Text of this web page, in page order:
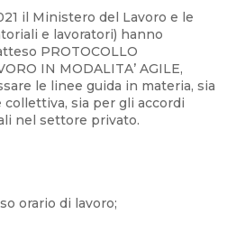
il Ministero del Lavoro e le
e lavoratori) hanno
PROTOCOLLO
IN MODALITA’ AGILE,
le linee guida in materia, sia
sia per gli accordi
nel settore privato.
orario di lavoro;